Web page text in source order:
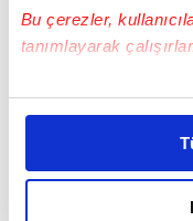
Bu çerezler,
tanımlayarak çalışırlar.
Bu çerezlere izin
daha iyi reklam
amacımızın size
olduğunu ve sizlere